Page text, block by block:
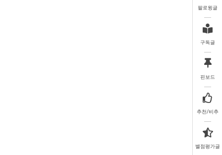
팔로윙글
구독글
핀보드
추천/비추
별점평가글